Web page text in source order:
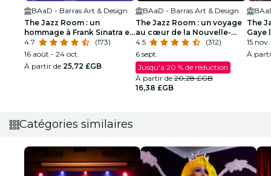
BAaD - Barras Art & Design
The Jazz Room : un
hommage à Frank Sinatra et
Louis Armstrong
4.7
(173)
16 août - 24 oct.
À partir de 25,72 £GB
BAaD - Barras Art & Design
The Jazz Room : un voyage
au cœur de la Nouvelle-
Orléans
4.5
(312)
6 sept.
Jusqu'à 20 % de réduction
À partir de 20,28 £GB
16,38 £GB
The
Gaye
soul
15
À
Catégories similaires